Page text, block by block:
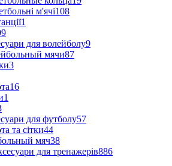
м'ячі108
1
для волейболу9
мячи87
3
16
1
для футболу57
та сітки44
мяч38
для тренажерів886